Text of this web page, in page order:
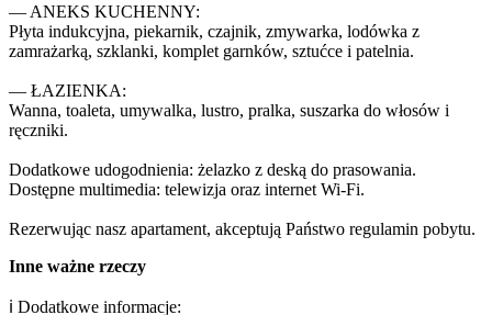
— ANEKS KUCHENNY:
Płyta indukcyjna, piekarnik, czajnik, zmywarka, lodówka z
zamrażarką, szklanki, komplet garnków, sztućce i patelnia.
— ŁAZIENKA:
Wanna, toaleta, umywalka, lustro, pralka, suszarka do włosów i
ręczniki.
Dodatkowe udogodnienia: żelazko z deską do prasowania.
Dostępne multimedia: telewizja oraz internet Wi-Fi.
Rezerwując nasz apartament, akceptują Państwo regulamin pobytu.
Inne ważne rzeczy
ℹ️ Dodatkowe informacje: